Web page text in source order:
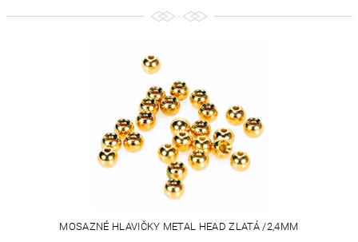
MOSAZNÉ HLAVIČKY METAL HEAD ZLATÁ /2,4MM